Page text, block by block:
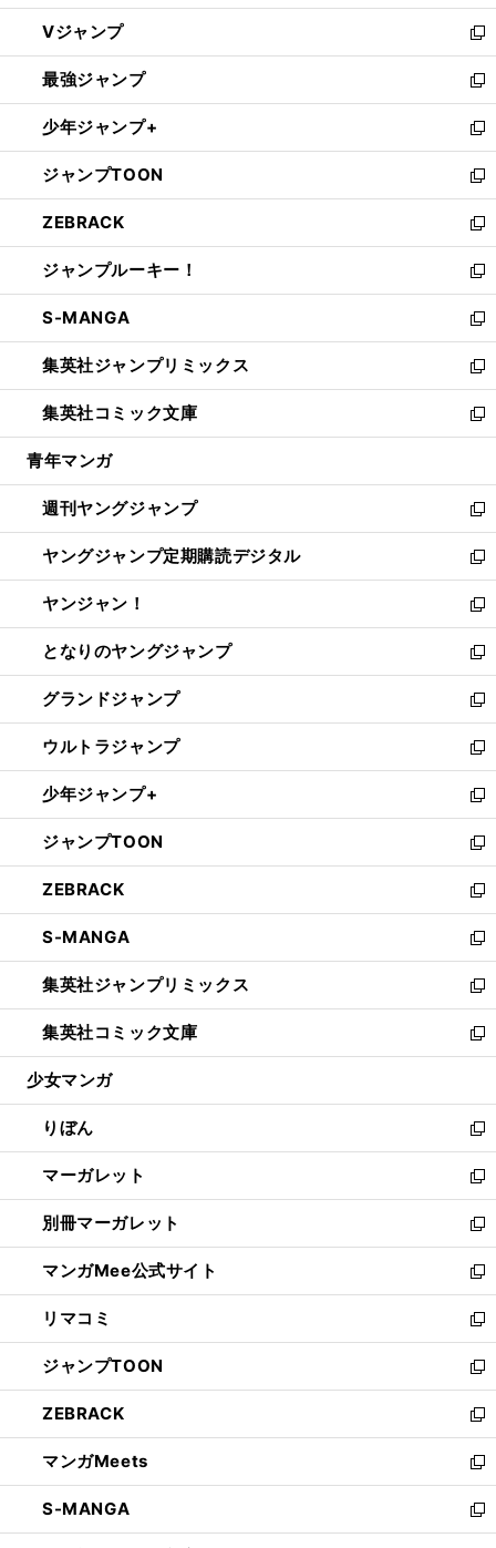
ウ
ィ
ン
ド
ウ
で
開
く
し
い
ウ
ィ
ン
ド
ウ
で
開
く
Vジャンプ
新
し
い
ウ
ィ
ン
ド
ウ
で
開
く
最強ジャンプ
新
し
い
ウ
ィ
ン
ド
ウ
で
開
く
少年ジャンプ+
新
し
い
ウ
ィ
ン
ド
ウ
で
開
く
ジャンプTOON
新
し
い
ウ
ィ
ン
ド
ウ
で
開
く
ZEBRACK
新
し
い
ウ
ィ
ン
ド
ウ
で
開
ジャンプルーキー！
新
し
い
ウ
ィ
ン
ド
ウ
開
く
S-MANGA
新
し
い
ウ
ィ
ン
ウ
で
開
く
集英社ジャンプリミックス
新
し
い
ウ
ン
ド
ウ
で
開
く
集英社コミック文庫
新
し
ウ
ィ
ン
ド
ウ
で
開
く
青年マンガ
週刊ヤングジャンプ
新
し
い
ウ
ィ
ン
ド
ウ
で
開
く
ヤングジャンプ定期購読デジタル
新
し
い
ウ
ィ
ン
ド
ウ
で
開
く
ヤンジャン！
新
し
い
ウ
ィ
ン
ド
ウ
で
開
く
となりのヤングジャンプ
新
し
い
ウ
ィ
ン
ド
ウ
で
開
く
グランドジャンプ
新
し
い
ウ
ィ
ン
ド
ウ
で
開
く
ウルトラジャンプ
新
し
い
ウ
ィ
ン
ド
ウ
で
開
く
少年ジャンプ+
新
し
い
ウ
ィ
ン
ド
ウ
で
開
く
ジャンプTOON
新
し
い
ウ
ィ
ン
ド
ウ
で
開
ZEBRACK
新
し
い
ウ
ィ
ン
ド
ウ
開
く
S-MANGA
新
し
い
ウ
ィ
ン
ウ
で
開
く
集英社ジャンプリミックス
新
し
い
ウ
ン
ド
ウ
で
開
く
集英社コミック文庫
新
し
ウ
ィ
ン
ド
ウ
で
開
く
少女マンガ
りぼん
新
し
い
ウ
ィ
ン
ド
ウ
で
開
く
マーガレット
新
し
い
ウ
ィ
ン
ド
ウ
で
開
く
別冊マーガレット
新
し
い
ウ
ィ
ン
ド
ウ
で
開
く
マンガMee公式サイト
新
し
い
ウ
ィ
ン
ド
ウ
で
開
く
リマコミ
新
し
い
ウ
ィ
ン
ド
ウ
で
開
ジャンプTOON
新
し
い
ウ
ィ
ン
ド
ウ
ZEBRACK
新
し
い
ウ
ィ
ン
マンガMeets
新
し
い
ウ
S-MANGA
新
し